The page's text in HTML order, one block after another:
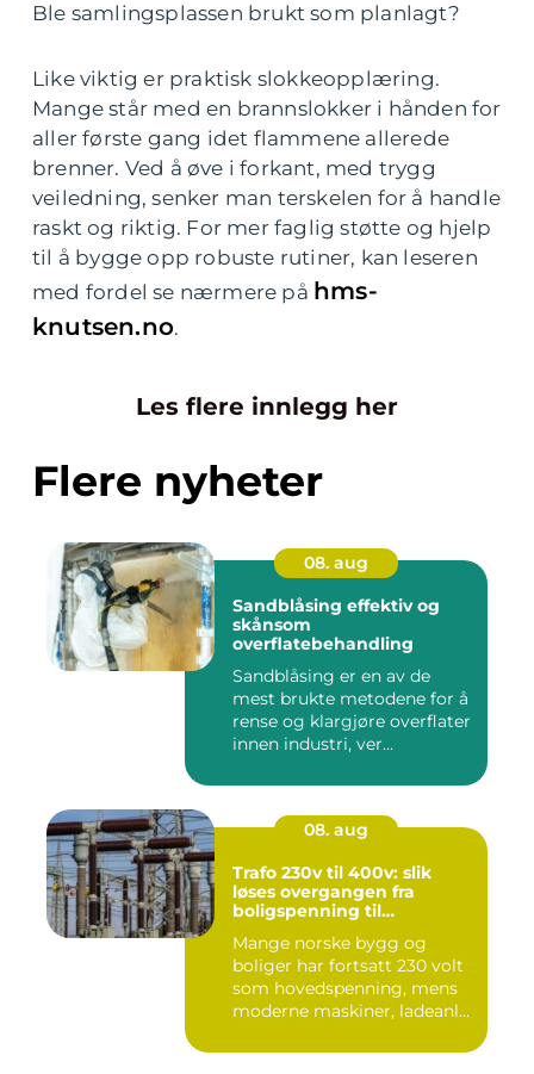
Ble samlingsplassen brukt som planlagt?
Like viktig er praktisk slokkeopplæring.
Mange står med en brannslokker i hånden for
aller første gang idet flammene allerede
brenner. Ved å øve i forkant, med trygg
veiledning, senker man terskelen for å handle
raskt og riktig. For mer faglig støtte og hjelp
til å bygge opp robuste rutiner, kan leseren
med fordel se nærmere på hms-
knutsen.no.
Les flere innlegg her
Flere nyheter
08. aug
Sandblåsing effektiv og
skånsom
overflatebehandling
Sandblåsing er en av de
mest brukte metodene for å
rense og klargjøre overflater
innen industri, ver...
08. aug
Trafo 230v til 400v: slik
løses overgangen fra
boligspenning til
Mange norske bygg og
boliger har fortsatt 230 volt
som hovedspenning, mens
moderne maskiner, ladeanl...